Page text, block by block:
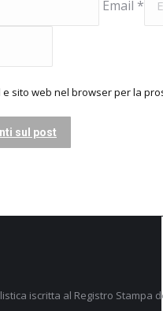
Email *
sito web nel browser per la
sul post
iscritta al Registro Stampa